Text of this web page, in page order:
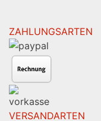
ZAHLUNGSARTEN
VERSANDARTEN